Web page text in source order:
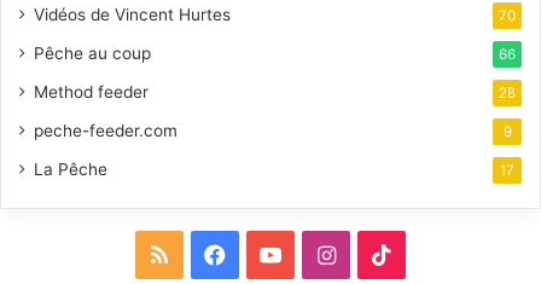
Vidéos de Vincent Hurtes 70
Pêche au coup 66
Method feeder 28
peche-feeder.com 9
La Pêche 17
I